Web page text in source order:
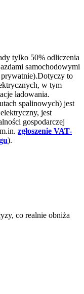
tylko 50% odliczenia
samochodowymi
Dotyczy to
w tym
ładowania.
spalinowych) jest
jest
gospodarczej
zgłoszenie VAT-
).
co realnie obniża